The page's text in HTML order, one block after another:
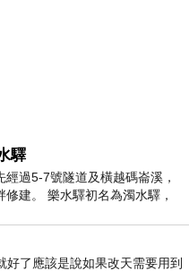
驛
經過5-7號隧道及橫越碼崙溪，
建。 樂水驛初名為濁水驛，
站同名，於1953
好了應該是說如果改天需要用到